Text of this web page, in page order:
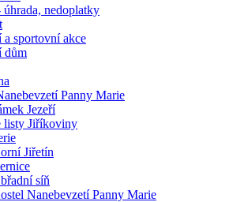
úhrada, nedoplatky
sportovní akce
dům
Panny Marie
Jezeří
listy Jiříkoviny
Jiřetín
síň
Nanebevzetí Panny Marie